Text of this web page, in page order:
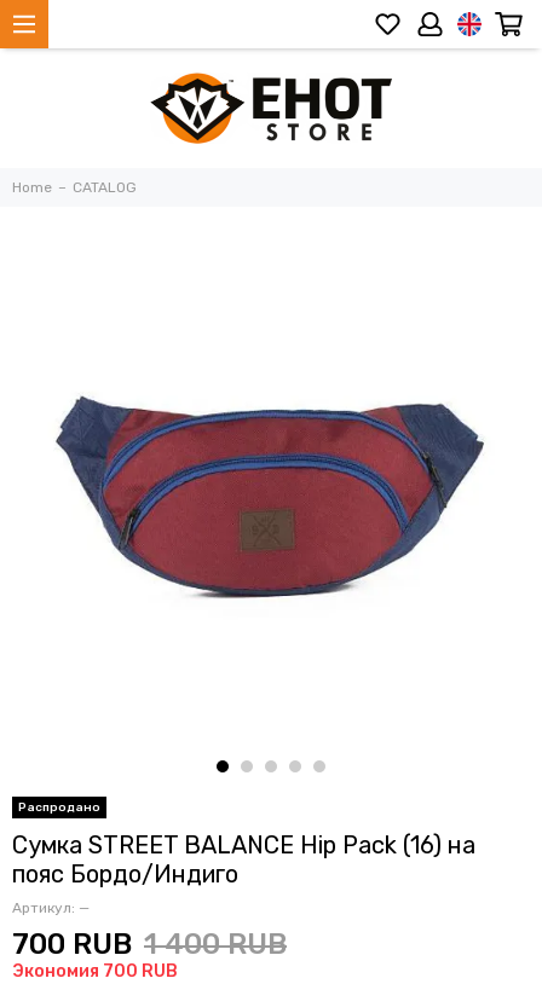
Home CATALOG
Сумка STREET BALANCE Hip Pack (16) на
пояс Бордо/Индиго
Артикул: —
700 RUB 1 400 RUB
Экономия 700 RUB